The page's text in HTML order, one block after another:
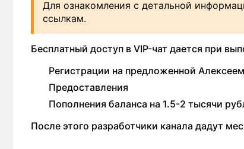
Для ознакомления с детальной
ссылкам.
Бесплатный доступ в VIP-чат дается при
Регистрации на предложенной
Предоставления
Пополнения баланса на 1.5-2 тысячи
После этого разработчики канала дадут